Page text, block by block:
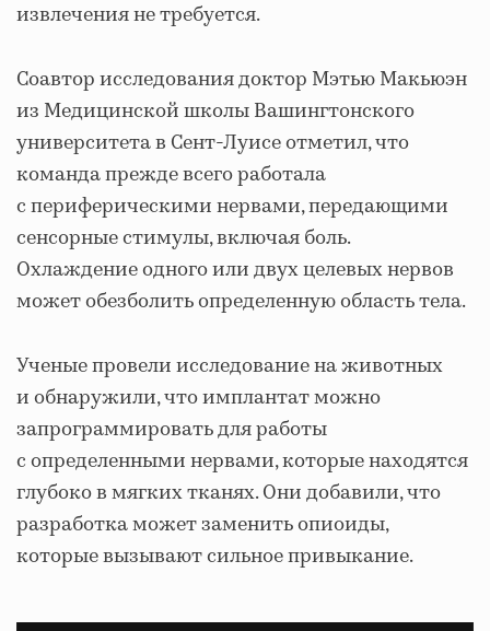
извлечения не требуется.
Соавтор исследования доктор Мэтью Макьюэн
из Медицинской школы Вашингтонского
университета в Сент-Луисе отметил, что
команда прежде всего работала
с периферическими нервами, передающими
сенсорные стимулы, включая боль.
Охлаждение одного или двух целевых нервов
может обезболить определенную область тела.
Ученые провели исследование на животных
и обнаружили, что имплантат можно
запрограммировать для работы
с определенными нервами, которые находятся
глубоко в мягких тканях. Они добавили, что
разработка может заменить опиоиды,
которые вызывают сильное привыкание.